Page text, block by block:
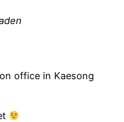
office in Kaesong